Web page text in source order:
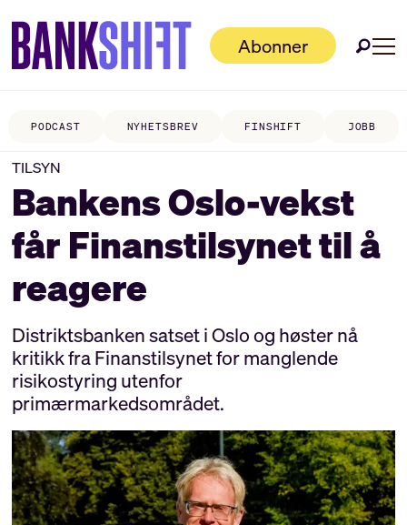
Abonner
PODCAST NYHETSBREV FINSHIFT JOBB
TILSYN
Bankens Oslo-vekst
får Finanstilsynet til å
reagere
Distriktsbanken satset i Oslo og høster nå
kritikk fra Finanstilsynet for manglende
risikostyring utenfor
primærmarkedsområdet.